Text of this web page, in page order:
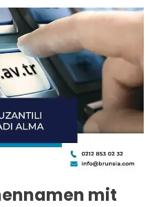
mit